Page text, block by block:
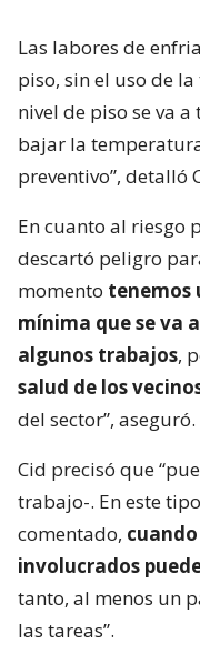
Las labores de
piso, sin el uso de
nivel de piso se va
bajar la
preventivo”, detalló
En cuanto al riesgo
descartó peligro
momento tenemos
mínima que se va
algunos trabajos,
salud de los
del sector”, aseguró.
Cid precisó que
trabajo-. En este
comentado,
involucrados
tanto, al menos un
las tareas”.